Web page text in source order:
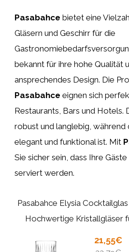
Pasabahce bietet eine
Gläsern und Geschirr für die
bekannt für ihre hohe Qualität
ansprechendes Design. Die
Pasabahce eignen sich
Restaurants, Bars und Hotels.
robust und langlebig, während
elegant und funktional ist. Mit
Sie sicher sein, dass Ihre
serviert werden.
Pasabahce Elysia
Hochwertige Kristallgläser
21,55€